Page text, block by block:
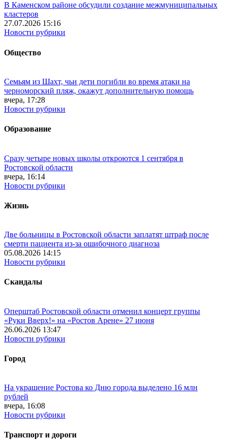
В Каменском районе обсудили создание межмуниципальных
кластеров
27.07.2026 15:16
Новости рубрики
Общество
Семьям из Шахт, чьи дети погибли во время атаки на
черноморский пляж, окажут дополнительную помощь
вчера, 17:28
Новости рубрики
Образование
Сразу четыре новых школы откроются 1 сентября в
Ростовской области
вчера, 16:14
Новости рубрики
Жизнь
Две больницы в Ростовской области заплатят штраф после
смерти пациента из-за ошибочного диагноза
05.08.2026 14:15
Новости рубрики
Скандалы
Оперштаб Ростовской области отменил концерт группы
«Руки Вверх!» на «Ростов Арене» 27 июня
26.06.2026 13:47
Новости рубрики
Город
На украшение Ростова ко Дню города выделено 16 млн
рублей
вчера, 16:08
Новости рубрики
Транспорт и дороги